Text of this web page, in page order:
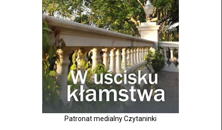
Patronat medialny Czytaninki